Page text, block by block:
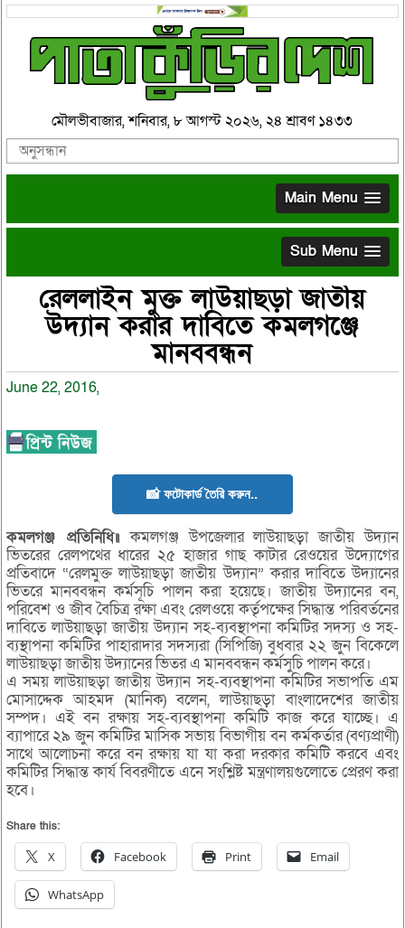
মৌলভীবাজার, শনিবার, ৮ আগস্ট ২০২৬, ২৪ শ্রাবণ ১৪৩৩
Main Menu
Sub Menu
রেললাইন মুক্ত লাউয়াছড়া জাতীয়
উদ্যান করার দাবিতে কমলগঞ্জে
মানববন্ধন
June 22, 2016,
📸 ফটোকার্ড তৈরি করুন..
কমলগঞ্জ প্রতিনিধি॥কমলগঞ্জ উপজেলার লাউয়াছড়া জাতীয় উদ্যান
ভিতরের রেলপথের ধারের ২৫ হাজার গাছ কাটার রেওয়ের উদ্যোগের
প্রতিবাদে “রেলমুক্ত লাউয়াছড়া জাতীয় উদ্যান” করার দাবিতে উদ্যানের
ভিতরে মানববন্ধন কর্মসূচি পালন করা হয়েছে। জাতীয় উদ্যানের বন,
পরিবেশ ও জীব বৈচিত্র রক্ষা এবং রেলওয়ে কর্তৃপক্ষের সিদ্ধান্ত পরিবর্তনের
দাবিতে লাউয়াছড়া জাতীয় উদ্যান সহ-ব্যবস্থাপনা কমিটির সদস্য ও সহ-
ব্যস্থাপনা কমিটির পাহারাদার সদস্যরা (সিপিজি) বুধবার ২২ জুন বিকেলে
লাউয়াছড়া জাতীয় উদ্যানের ভিতর এ মানববন্ধন কর্মসুচি পালন করে।
এ সময় লাউয়াছড়া জাতীয় উদ্যান সহ-ব্যবস্থাপনা কমিটির সভাপতি এম
মোসাদ্দেক আহমদ (মানিক) বলেন, লাউয়াছড়া বাংলাদেশের জাতীয়
সম্পদ। এই বন রক্ষায় সহ-ব্যবস্থাপনা কমিটি কাজ করে যাচ্ছে। এ
ব্যাপারে ২৯ জুন কমিটির মাসিক সভায় বিভাগীয় বন কর্মকর্তার (বণ্যপ্রাণী)
সাথে আলোচনা করে বন রক্ষায় যা যা করা দরকার কমিটি করবে এবং
কমিটির সিদ্ধান্ত কার্য বিবরণীতে এনে সংশ্লিষ্ট মন্ত্রণালয়গুলোতে প্রেরণ করা
হবে।
Share this:
X Facebook Print Email
WhatsApp